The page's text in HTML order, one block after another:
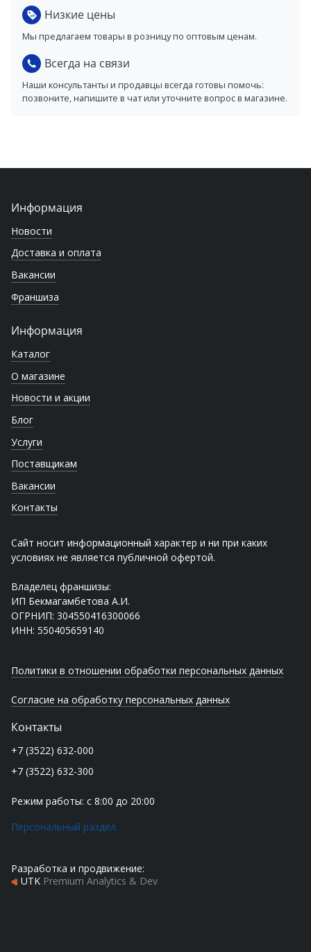
Низкие цены
Мы предлагаем товары в розницу по оптовым ценам.
Всегда на связи
Наши консультанты и продавцы всегда готовы помочь:
позвоните, напишите в чат или уточните вопрос в магазине.
Информация
Новости
Доставка и оплата
Вакансии
Франшиза
Информация
Каталог
О магазине
Новости и акции
Блог
Услуги
Поставщикам
Вакансии
Контакты
Сайт носит информационный характер и ни при каких
условиях не является публичной офертой.
Владелец франшизы:
ИП Бекмагамбетова А.И.
ОГРНИП: 304550416300066
ИНН: 550405659140
Политики в отношении обработки персональных данных
Согласие на обработку персональных данных
Контакты
+7 (3522) 632-000
+7 (3522) 632-300
Режим работы: с 8:00 до 20:00
Персональный раздел
Разработка и продвижение:
UTK Premium Analytics & Dev